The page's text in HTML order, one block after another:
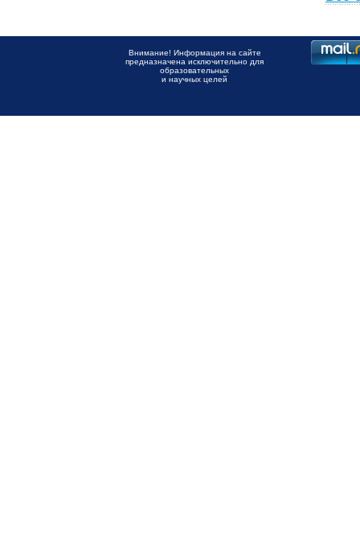
Внимание! Информация на сайте
предназначена исключительно для
образовательных
и научных целей